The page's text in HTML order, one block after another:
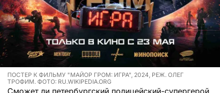
ПОСТЕР К ФИЛЬМУ "МАЙОР ГРОМ: ИГРА", 2024, РЕЖ. ОЛЕГ
ТРОФИМ. ФОТО: RU.WIKIPEDIA.ORG